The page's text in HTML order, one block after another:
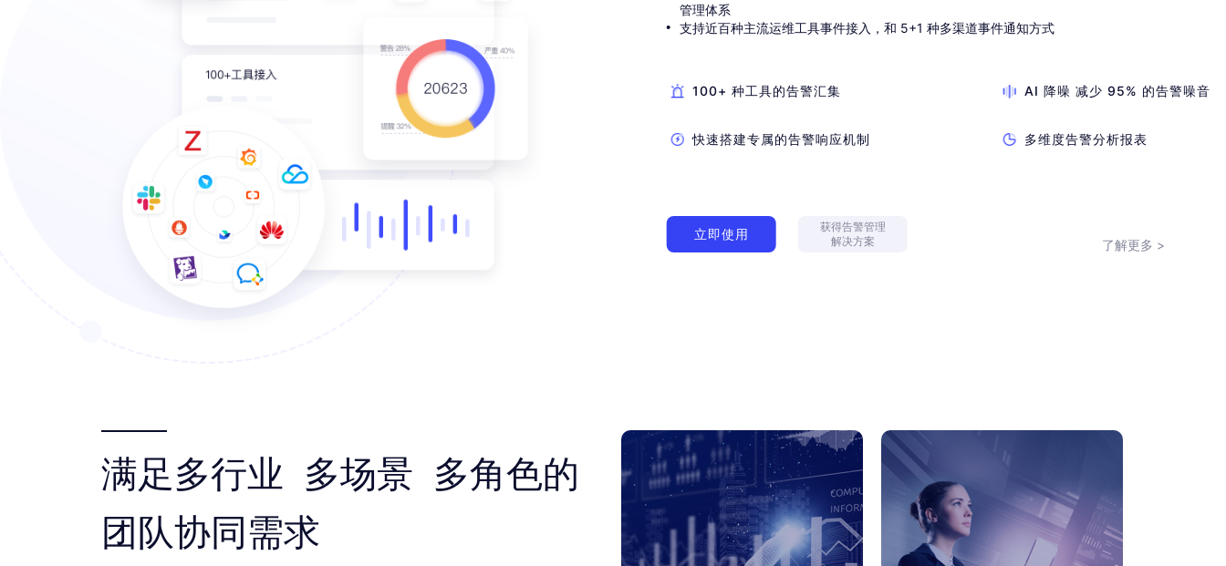
管理体系
支持近百种主流运维工具事件接入，和 5+1 种多渠道事件通知方式
100+ 种工具的告警汇集 AI 降噪 减少 95% 的告警噪音
快速搭建专属的告警响应机制 多维度告警分析报表
立即使用
获得告警管理
解决方案
了解更多 >
满足多行业 多场景 多角色的
团队协同需求